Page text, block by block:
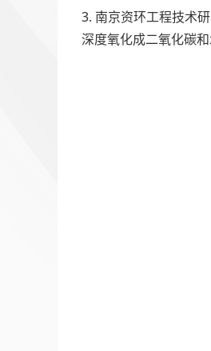
3. 南京资环工程技术
深度氧化成二氧化碳